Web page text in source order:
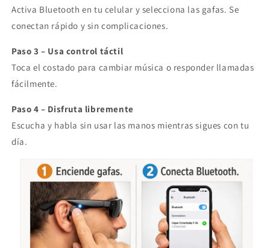
Activa Bluetooth en tu celular y selecciona las gafas. Se
conectan rápido y sin complicaciones.
Paso 3 – Usa control táctil
Toca el costado para cambiar música o responder llamadas
fácilmente.
Paso 4 – Disfruta libremente
Escucha y habla sin usar las manos mientras sigues con tu
día.